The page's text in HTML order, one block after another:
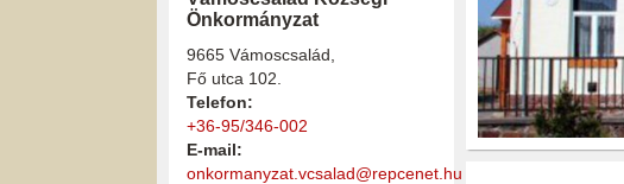
Önkormányzat
9665 Vámoscsalád,
Fő utca 102.
Telefon:
+36-95/346-002
E-mail:
onkormanyzat.vcsalad@repcenet.hu